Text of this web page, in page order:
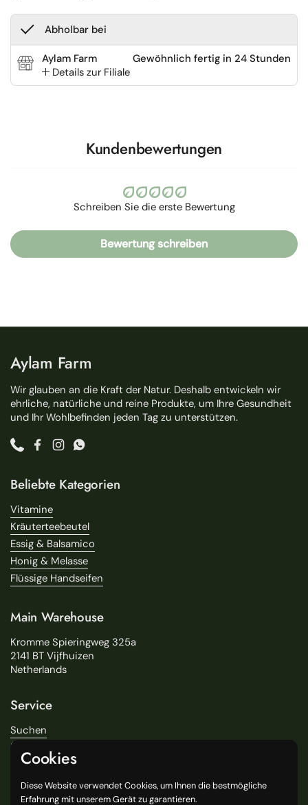
Abholbar bei
Aylam Farm
Details zur Filiale
Gewöhnlich fertig in 24 Stunden
Kundenbewertungen
Schreiben Sie die erste Bewertung
Bewertung schreiben
Aylam Farm
Wir glauben an die Kraft der Natur. Deshalb entwickeln wir
ehrliche, natürliche und reine Produkte, um Ihre Gesundheit
und Ihr Wohlbefinden jeden Tag zu unterstützen.
PhoneFacebook
InstagramWhatsApp
Beliebte Kategorien
Vitamine
Kräuterteebeutel
Essig & Balsamico
Honig & Melasse
Flüssige Handseifen
Main Warehouse
Kromme Spieringweg 325a
2141 BT Vijfhuizen
Netherlands
Service
Suchen
Über uns
Lieferung
Unsere Geschäfte
General Terms and Conditions
Cookies
Diese Website verwendet Cookies, um Ihnen die bestmögliche
Erfahrung mit unserem Gerät zu garantieren.